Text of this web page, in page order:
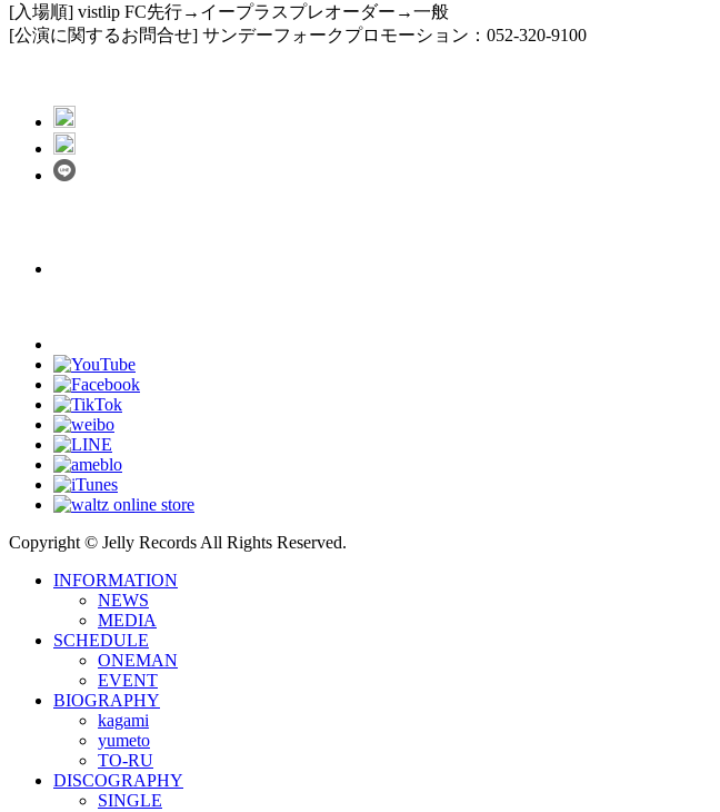
[入場順] vistlip FC先行→イープラスプレオーダー→一般
[公演に関するお問合せ] サンデーフォークプロモーション：052-320-9100
Copyright © Jelly Records All Rights Reserved.
INFORMATION
NEWS
MEDIA
SCHEDULE
ONEMAN
EVENT
BIOGRAPHY
kagami
yumeto
TO-RU
DISCOGRAPHY
SINGLE